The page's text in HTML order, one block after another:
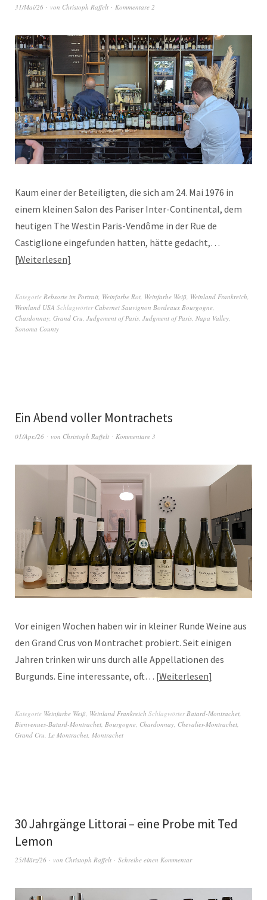
31/Mai/26 von Christoph Raffelt Kommentare 2
Kaum einer der Beteiligten, die sich am 24. Mai 1976 in
einem kleinen Salon des Pariser Inter-Continental, dem
heutigen The Westin Paris-Vendôme in der Rue de
Castiglione eingefunden hatten, hätte gedacht,…
Weiterlesen
Kategorie Rebsorte im Portrait Weinfarbe Rot Weinfarbe Weiß Weinland Frankreich
Weinland USA Schlagwörter Cabernet Sauvignon Bordeaux Bourgogne
Chardonnay Grand Cru Judgement of Paris Judgment of Paris Napa Valley
Sonoma County
Ein Abend voller Montrachets
01/Apr./26 von Christoph Raffelt Kommentare 3
Vor einigen Wochen haben wir in kleiner Runde Weine aus
den Grand Crus von Montrachet probiert. Seit einigen
Jahren trinken wir uns durch alle Appellationen des
Burgunds. Eine interessante, oft… Weiterlesen
Kategorie Weinfarbe Weiß, Weinland Frankreich SchlagwörterBatard-Montrachet,
Bienvenues-Batard-Montrachet, Bourgogne, Chardonnay, Chevalier-Montrachet,
Grand Cru, Le Montrachet, Montrachet
30 Jahrgänge Littorai – eine Probe mit Ted
Lemon
25/März/26 von Christoph Raffelt Schreibe einen Kommentar